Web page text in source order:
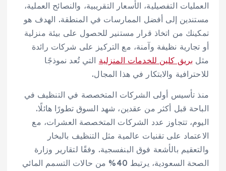
العمليات التفصيلية، الأسعار التقريبية، والنصائح العملية،
مستندين إلى أفضل الممارسات في المنطقة. الهدف هو
تمكينك من اتخاذ قرار مستنير للحصول على بيئة منزلية
أو تجارية نظيفة وآمنة، مع التركيز على شركات رائدة
مثل بريق كلين للخدمات المنزلية التي تُعد نموذجًا
للاحترافية والابتكار في هذا المجال.
منذ تأسيس أولى الشركات المتخصصة في التنظيف في
الباحة قبل أكثر من عقدين، شهد السوق تطورًا هائلًا.
اليوم، تتجاوز عدد الشركات المتخصصة العشرات، مع
الاعتماد على تقنيات عالمية مثل التنظيف بالبخار
والتعقيم بالأشعة فوق البنفسجية. وفقًا لتقارير وزارة
الصحة السعودية، يرتبط 40% من حالات التسمم المائي